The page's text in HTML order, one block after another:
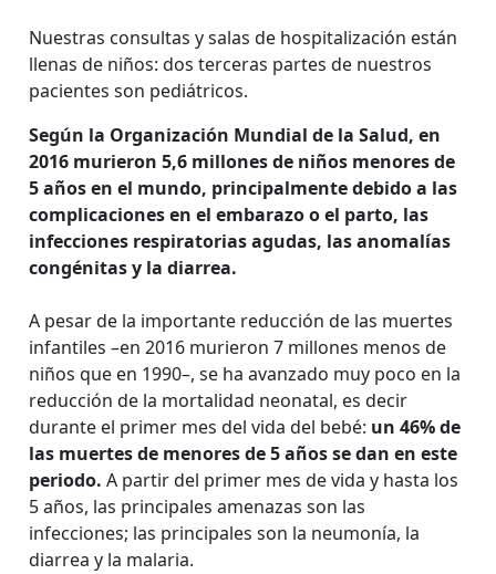
Nuestras consultas y salas de hospitalización están
llenas de niños: dos terceras partes de nuestros
pacientes son pediátricos.
Según la Organización Mundial de la Salud, en
2016 murieron 5,6 millones de niños menores de
5 años en el mundo, principalmente debido a las
complicaciones en el embarazo o el parto, las
infecciones respiratorias agudas, las anomalías
congénitas y la diarrea.
A pesar de la importante reducción de las muertes
infantiles –en 2016 murieron 7 millones menos de
niños que en 1990–, se ha avanzado muy poco en la
reducción de la mortalidad neonatal, es decir
durante el primer mes del vida del bebé: un 46% de
las muertes de menores de 5 años se dan en este
periodo. A partir del primer mes de vida y hasta los
5 años, las principales amenazas son las
infecciones; las principales son la neumonía, la
diarrea y la malaria.